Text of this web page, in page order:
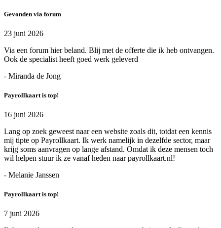
Gevonden via forum
23 juni 2026
Via een forum hier beland. Blij met de offerte die ik heb ontvangen.
Ook de specialist heeft goed werk geleverd
- Miranda de Jong
Payrollkaart is top!
16 juni 2026
Lang op zoek geweest naar een website zoals dit, totdat een kennis
mij tipte op Payrollkaart. Ik werk namelijk in dezelfde sector, maar
krijg soms aanvragen op lange afstand. Omdat ik deze mensen toch
wil helpen stuur ik ze vanaf heden naar payrollkaart.nl!
- Melanie Janssen
Payrollkaart is top!
7 juni 2026